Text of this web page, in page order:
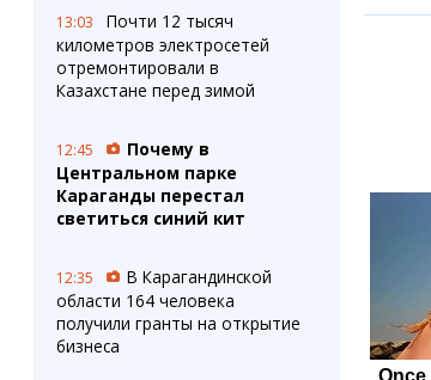
13:03
Почти 12 тысяч
километров электросетей
отремонтировали в
Казахстане перед зимой
12:45
Почему в
Центральном парке
Караганды перестал
светиться синий кит
12:35
В Карагандинской
области 164 человека
получили гранты на открытие
бизнеса